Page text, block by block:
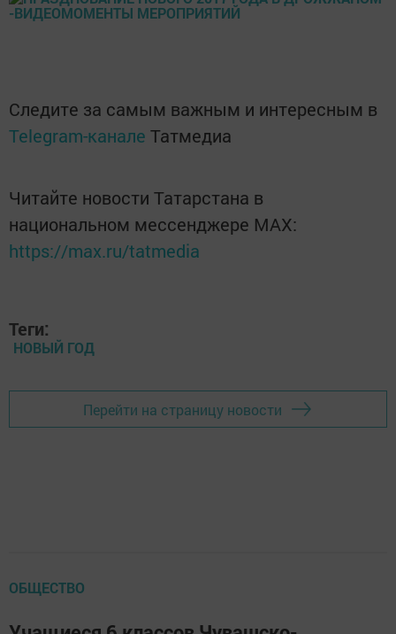
Следите за самым важным и интересным в
Telegram-канале Татмедиа
Читайте новости Татарстана в
национальном мессенджере MАХ:
https://max.ru/tatmedia
Теги:
НОВЫЙ ГОД
Перейти на страницу новости
ОБЩЕСТВО